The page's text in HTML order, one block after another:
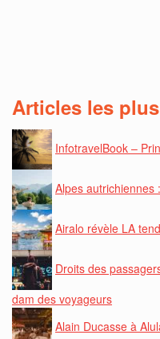
Articles les
InfotravelBook –
Alpes autrichiennes
Airalo révèle LA
Droits des
dam des voyageurs
Alain Ducasse à